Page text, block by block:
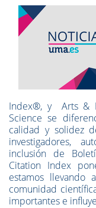
Index®, y Arts &
Science se
calidad y solidez
investigadores,
inclusión de
Citation Index
estamos llevando
comunidad
importantes e